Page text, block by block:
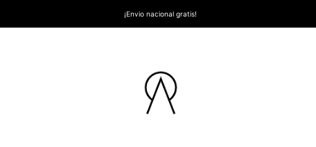
¡Envio nacional gratis!